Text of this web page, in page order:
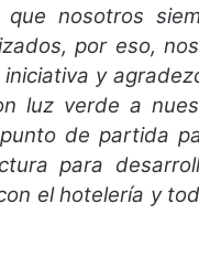
que nosotros
por eso,
y
luz verde a
de partida
para
el hotelería y